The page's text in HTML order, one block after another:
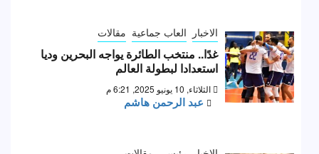
الاخبار العاب جماعية مقالات
غدًا.. منتخب الطائرة يواجه البحرين وديا
استعدادا لبطولة العالم
الثلاثاء, 10 يونيو 2025, 6:21 م
عبد الرحمن هاشم